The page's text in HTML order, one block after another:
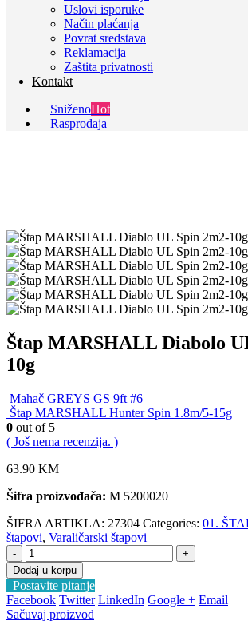
Uslovi isporuke
Način plaćanja
Povrat sredstava
Reklamacija
Zaštita privatnosti
Kontakt
SniženoHot
Rasprodaja
Štap MARSHALL Diabolo
10g
Mahač GREYS GS 9ft #6
Štap MARSHALL Hunter Spin 1.8m/5-15g
0 out of 5
( Još nema recenzija. )
63.90 KM
Šifra proizvođača: M 5200020
ŠIFRA ARTIKLA: 27304 Categories: 01.
štapovi, Varaličarski štapovi
-
+
Dodaj u korpu
Postavite pitanje
Facebook Twitter LinkedIn Google + Email
Sačuvaj proizvod